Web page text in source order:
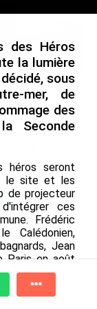
à la SARA aux
Cotta prend
de la
des
A Propos
des Héros
la lumière
sous
mer, de
des
Seconde
héros seront
le site et les
de projecteur
ces
Frédéric
Calédonien,
Jean
Paris en août